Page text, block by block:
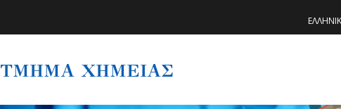
ΤΜΗΜΑ ΧΗΜΕΙΑΣ